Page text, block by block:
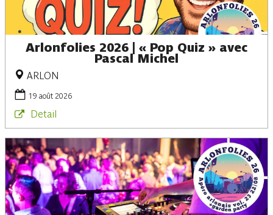
Arlonfolies 2026 | « Pop Quiz » avec
Pascal Michel
ARLON
19 août 2026
Detail